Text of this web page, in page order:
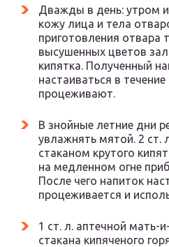
Дважды в день: утром
кожу лица и тела
приготовления отвара
высушенных цветов
кипятка. Полученный
настаиваться в
процеживают.
В знойные летние дни
увлажнять мятой. 2 ст.
стаканом крутого
на медленном огне
После чего напиток
процеживается и
1 ст. л. аптечной мать-
стакана кипяченого